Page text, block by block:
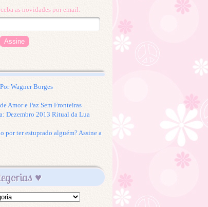
as novidades por email:
Wagner Borges
Amor e Paz Sem Fronteiras
Dezembro 2013 Ritual da Lua
por ter estuprado alguém? Assine a
♥